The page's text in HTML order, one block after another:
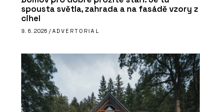
spousta světla, zahrada a na fasádě vzory z
cihel
9. 6. 2026 / ADVERTORIAL